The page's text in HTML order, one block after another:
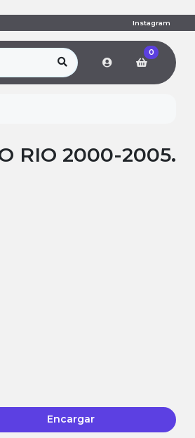
Instagram
0
RIO 2000-2005.
Encargar